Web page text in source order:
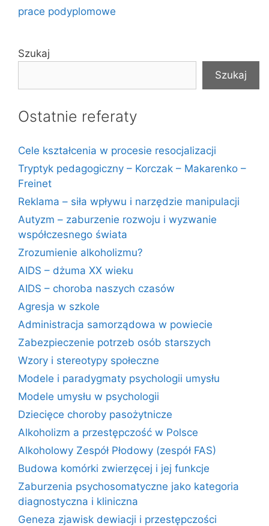
prace podyplomowe
Szukaj
Szukaj
Ostatnie referaty
Cele kształcenia w procesie resocjalizacji
Tryptyk pedagogiczny – Korczak – Makarenko –
Freinet
Reklama – siła wpływu i narzędzie manipulacji
Autyzm – zaburzenie rozwoju i wyzwanie
współczesnego świata
Zrozumienie alkoholizmu?
AIDS – dżuma XX wieku
AIDS – choroba naszych czasów
Agresja w szkole
Administracja samorządowa w powiecie
Zabezpieczenie potrzeb osób starszych
Wzory i stereotypy społeczne
Modele i paradygmaty psychologii umysłu
Modele umysłu w psychologii
Dziecięce choroby pasożytnicze
Alkoholizm a przestępczość w Polsce
Alkoholowy Zespół Płodowy (zespół FAS)
Budowa komórki zwierzęcej i jej funkcje
Zaburzenia psychosomatyczne jako kategoria
diagnostyczna i kliniczna
Geneza zjawisk dewiacji i przestępczości